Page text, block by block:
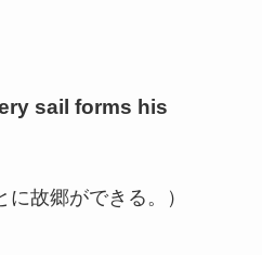
sail forms his
に故郷ができる。）